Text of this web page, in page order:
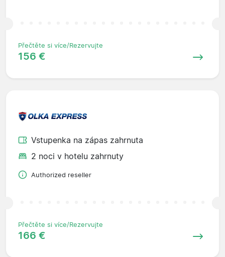
Přečtěte si více/Rezervujte
156 €
Vstupenka na zápas zahrnuta
2 noci v hotelu zahrnuty
Authorized reseller
Přečtěte si více/Rezervujte
166 €